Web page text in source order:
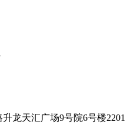
龙天汇广场9号院6号楼2201